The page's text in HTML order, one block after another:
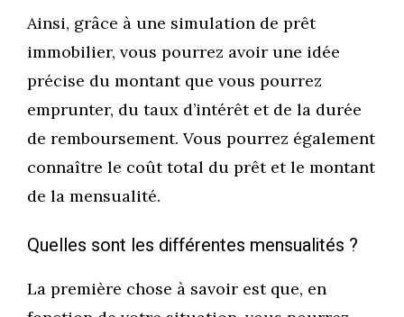
Ainsi, grâce à une simulation de prêt
immobilier, vous pourrez avoir une idée
précise du montant que vous pourrez
emprunter, du taux d’intérêt et de la durée
de remboursement. Vous pourrez également
connaître le coût total du prêt et le montant
de la mensualité.
Quelles sont les différentes mensualités ?
La première chose à savoir est que, en